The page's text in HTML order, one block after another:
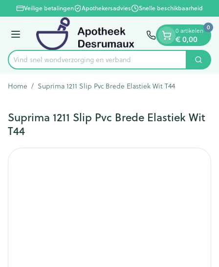
Ga naar de inhoud
1 van 1Veilige betalingen Apothekersadvies Snelle beschikbaarheid
Menu
Product, merk, categorie...
Vind snel wondverzorging en verband Zoek
0 artikelen
€ 0,00
0
Home / Suprima 1211 Slip Pvc Brede Elastiek Wit T44
Suprima 1211 Slip Pvc Brede Elastiek Wit
T44